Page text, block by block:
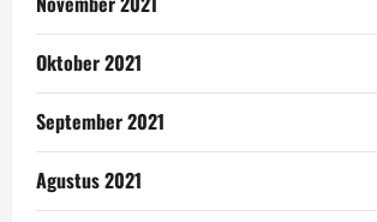
Oktober 2021
September 2021
Agustus 2021